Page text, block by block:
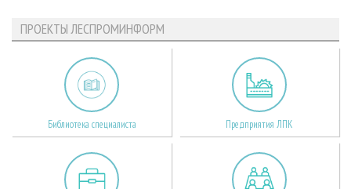
ПРОЕКТЫ ЛЕСПРОМИНФОРМ
Библиотека специалиста Предприятия ЛПК